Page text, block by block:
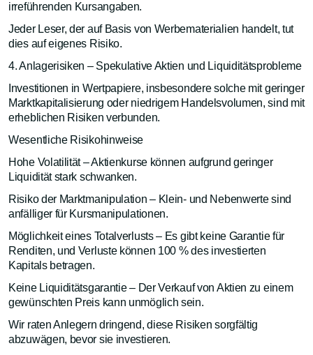
irreführenden Kursangaben.
Jeder Leser, der auf Basis von Werbematerialien handelt, tut
dies auf eigenes Risiko.
4. Anlagerisiken – Spekulative Aktien und Liquiditätsprobleme
Investitionen in Wertpapiere, insbesondere solche mit geringer
Marktkapitalisierung oder niedrigem Handelsvolumen, sind mit
erheblichen Risiken verbunden.
Wesentliche Risikohinweise
Hohe Volatilität – Aktienkurse können aufgrund geringer
Liquidität stark schwanken.
Risiko der Marktmanipulation – Klein- und Nebenwerte sind
anfälliger für Kursmanipulationen.
Möglichkeit eines Totalverlusts – Es gibt keine Garantie für
Renditen, und Verluste können 100 % des investierten
Kapitals betragen.
Keine Liquiditätsgarantie – Der Verkauf von Aktien zu einem
gewünschten Preis kann unmöglich sein.
Wir raten Anlegern dringend, diese Risiken sorgfältig
abzuwägen, bevor sie investieren.